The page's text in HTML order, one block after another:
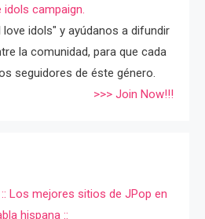
idols campaign.
love idols" y ayúdanos a difundir
la comunidad, para que cada
seguidores de éste género.
>>> Join Now!!!